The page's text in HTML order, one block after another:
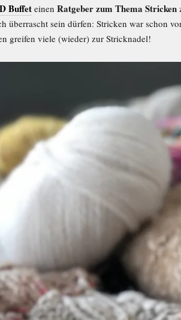
Buffet einen Ratgeber zum Thema Stricken
überrascht sein dürfen: Stricken war schon
greifen viele (wieder) zur Stricknadel!